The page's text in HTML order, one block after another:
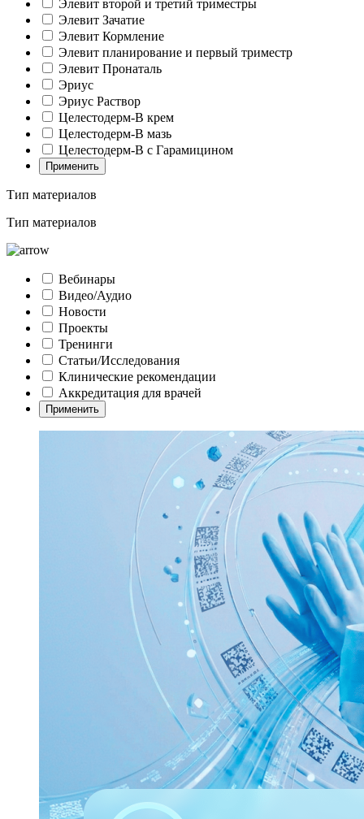
Элевит второй и третий триместры
Элевит Зачатие
Элевит Кормление
Элевит планирование и первый триместр
Элевит Пронаталь
Эриус
Эриус Раствор
Целестодерм-В крем
Целестодерм-В мазь
Целестодерм-В с Гарамицином
Применить
Тип материалов
Тип материалов
Вебинары
Видео/Аудио
Новости
Проекты
Тренинги
Статьи/Исследования
Клинические рекомендации
Аккредитация для врачей
Применить